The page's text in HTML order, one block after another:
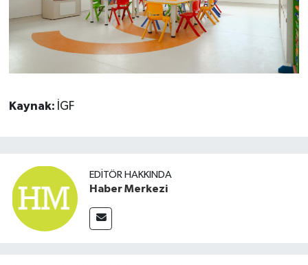
Kaynak: İGF
EDITÖR HAKKINDA
Haber Merkezi